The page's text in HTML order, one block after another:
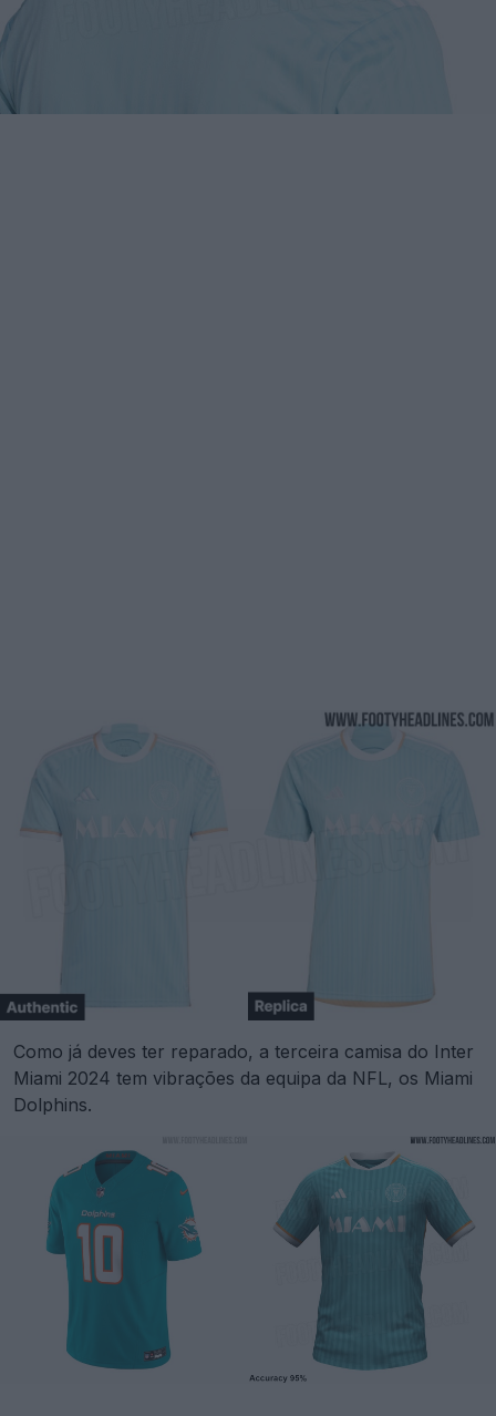
Como já deves ter reparado, a terceira camisa do Inter
Miami 2024 tem vibrações da equipa da NFL, os Miami
Dolphins.